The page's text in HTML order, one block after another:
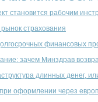
становится рабочим
страхования
финансовых
зачем Минздрав
длинных денег,
оформлении через